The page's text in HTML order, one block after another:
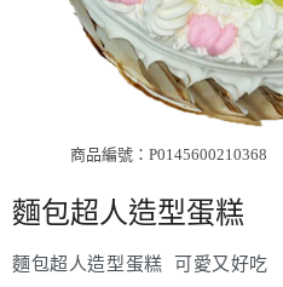
商品編號：P0145600210368
麵包超人造型蛋糕
麵包超人造型蛋糕 可愛又好吃